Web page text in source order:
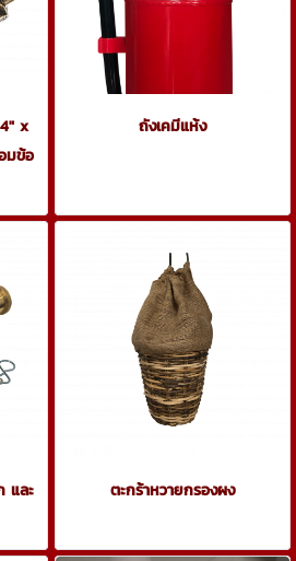
x
มข้อ
ถังเคมีแห้ง
และ
ตะกร้าหวายกรองผง